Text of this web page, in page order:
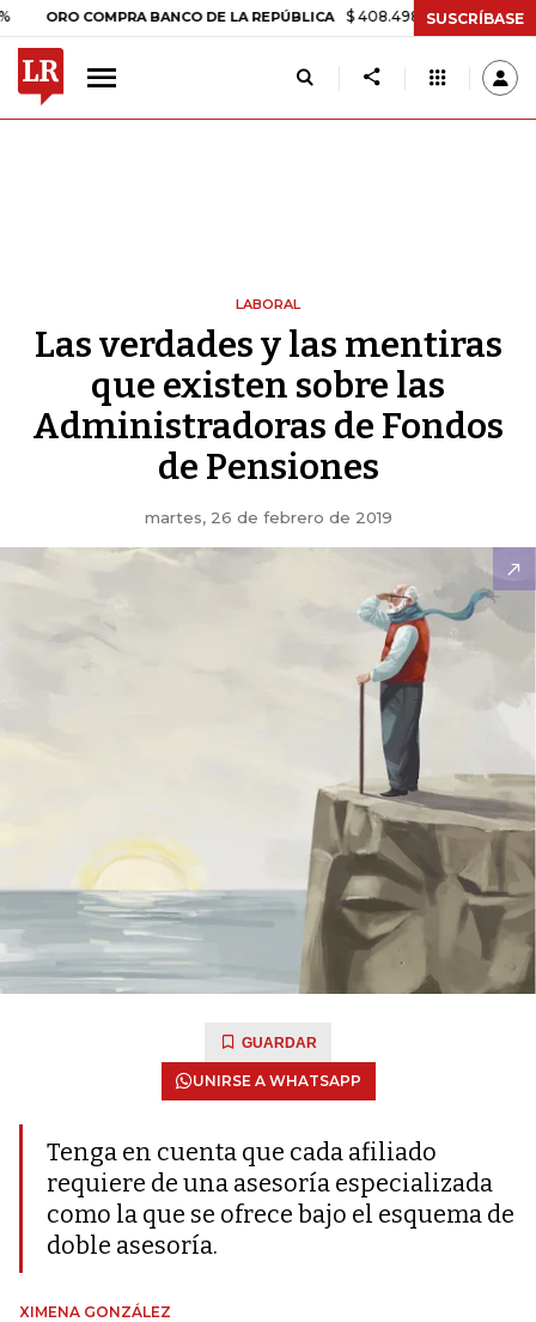
ORO COMPRA BANCO DE LA REPÚBLICA $ 408.498,97 +$ 8.753,81
SUSCRÍBASE
LABORAL
Las verdades y las mentiras
que existen sobre las
Administradoras de Fondos
de Pensiones
martes, 26 de febrero de 2019
GUARDAR
UNIRSE A WHATSAPP
Tenga en cuenta que cada afiliado
requiere de una asesoría especializada
como la que se ofrece bajo el esquema de
doble asesoría.
XIMENA GONZÁLEZ